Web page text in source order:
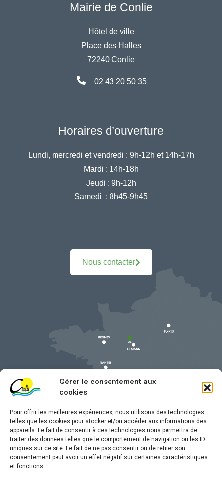
Gérer le consentement aux
cookies
Pour offrir les meilleures expériences, nous utilisons des technologies
telles que les cookies pour stocker et/ou accéder aux informations des
appareils. Le fait de consentir à ces technologies nous permettra de
traiter des données telles que le comportement de navigation ou les ID
uniques sur ce site. Le fait de ne pas consentir ou de retirer son
consentement peut avoir un effet négatif sur certaines caractéristiques
et fonctions.
Mairie de Conlie
Hôtel de ville
Place des Halles
72240 Conlie
02 43 20 50 35
Horaires d’ouverture
Lundi, mercredi et vendredi : 9h-12h et 14h-17h
Mardi : 14h-18h
Jeudi : 9h-12h
Samedi : 8h45-9h45
Nous contacter
Mentions légales